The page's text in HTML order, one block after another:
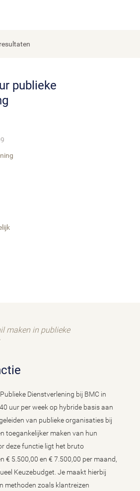
maken in publieke
Dienstverlening bij BMC in
uur per week op hybride basis aan
van publieke organisaties bij
toegankelijker maken van hun
deze functie ligt het bruto
€ 5.500,00 en € 7.500,00 per maand,
Keuzebudget. Je maakt hierbij
methoden zoals klantreizen